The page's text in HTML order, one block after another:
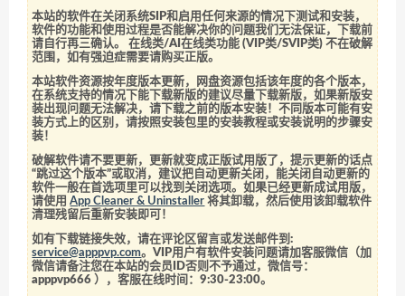
本站的软件在关闭系统SIP和启用任何来源的情况下测试和安装，
软件的功能和使用过程是否能解决你的问题我们无法保证，下载前
请自行再三确认。 在线类/AI在线类功能 (VIP类/SVIP类) 不在破解
范围，如有强迫症需要请购买正版。
本站软件资源按年度版本更新，网盘资源包括该年度的各个版本，
在系统支持的情况下能下载新版的建议尽量下载新版，如果新版安
装出现问题无法解决，请下载之前的版本安装！不同版本可能有安
装方式上的区别，请按照安装包里的安装教程或安装说明的步骤安
装！
破解软件请不要更新，更新就变成正版试用版了，提示更新的话点
“跳过这个版本”或取消，建议把自动更新关闭，能关闭自动更新的
软件一般在首选项里可以找到关闭选项。如果已经更新成试用版，
请使用App Cleaner & Uninstaller 将其卸载，然后使用该卸载软件
清理残留后重新安装即可！
如有下载链接失效，请在评论区留言或发送邮件到:
service@apppvp.com。VIP用户有软件安装问题请加客服微信（加
微信请备注您在本站的会员ID否则不予通过，微信号：
apppvp666 ），客服在线时间：9:30-23:00。